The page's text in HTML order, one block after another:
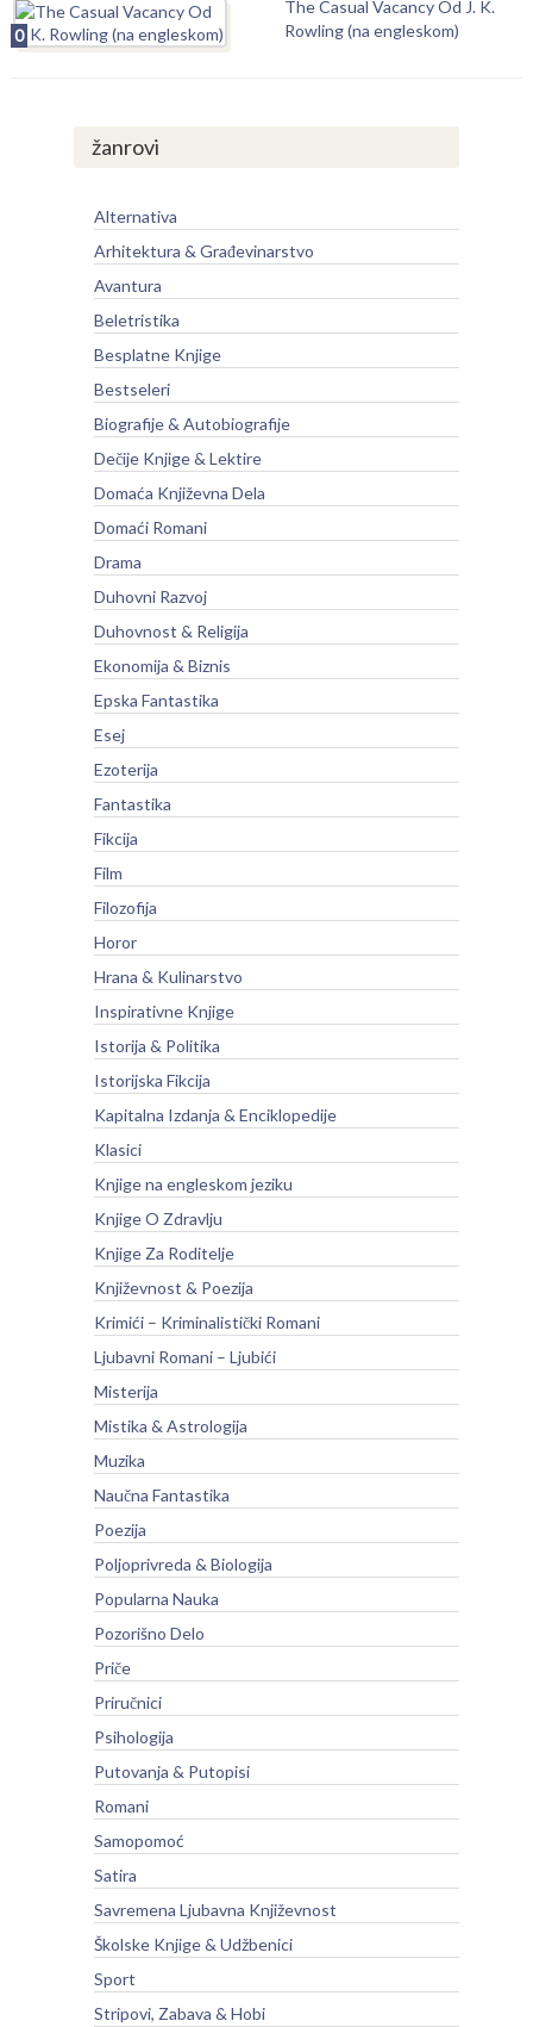
0
The Casual Vacancy Od J. K.
Rowling (na engleskom)
žanrovi
Alternativa
Arhitektura & Građevinarstvo
Avantura
Beletristika
Besplatne Knjige
Bestseleri
Biografije & Autobiografije
Dečije Knjige & Lektire
Domaća Književna Dela
Domaći Romani
Drama
Duhovni Razvoj
Duhovnost & Religija
Ekonomija & Biznis
Epska Fantastika
Esej
Ezoterija
Fantastika
Fikcija
Film
Filozofija
Horor
Hrana & Kulinarstvo
Inspirativne Knjige
Istorija & Politika
Istorijska Fikcija
Kapitalna Izdanja & Enciklopedije
Klasici
Knjige na engleskom jeziku
Knjige O Zdravlju
Knjige Za Roditelje
Književnost & Poezija
Krimići – Kriminalistički Romani
Ljubavni Romani – Ljubići
Misterija
Mistika & Astrologija
Muzika
Naučna Fantastika
Poezija
Poljoprivreda & Biologija
Popularna Nauka
Pozorišno Delo
Priče
Priručnici
Psihologija
Putovanja & Putopisi
Romani
Samopomoć
Satira
Savremena Ljubavna Književnost
Školske Knjige & Udžbenici
Sport
Stripovi, Zabava & Hobi